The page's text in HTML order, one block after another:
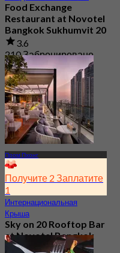
Food Exchange
Restaurant at Novotel
Bangkok Sukhumvit 20
3.6
210 Забронировано
От฿ 450
Пром Пхонг
Получите 2 Заплатите
1
Интернациональная
Крыша
Sky on 20 Rooftop Bar
at Novotel Bangkok
Sukhumvit 20